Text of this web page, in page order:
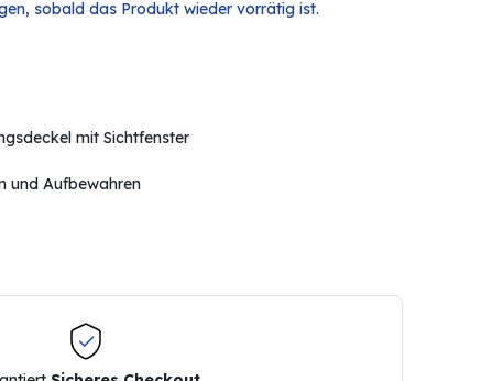
sobald das Produkt wieder vorrätig ist.
mit Sichtfenster
und Aufbewahren